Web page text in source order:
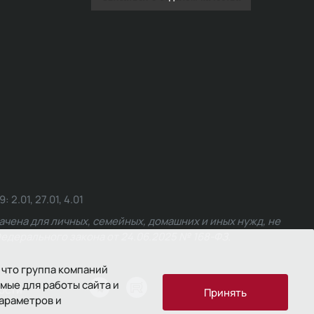
группа компаний
для работы сайта и
и
Принять
27.01, 4.01
для личных, семейных, домашних и иных нужд, не